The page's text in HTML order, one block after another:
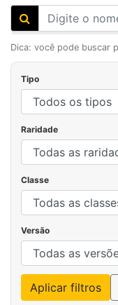
Dica: você pode buscar
Tipo
Raridade
Classe
Versão
Aplicar filtros